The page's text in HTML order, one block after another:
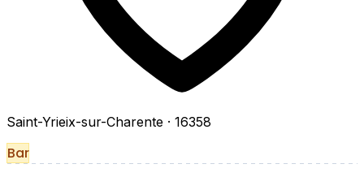
Saint-Yrieix-sur-Charente · 16358
Bar